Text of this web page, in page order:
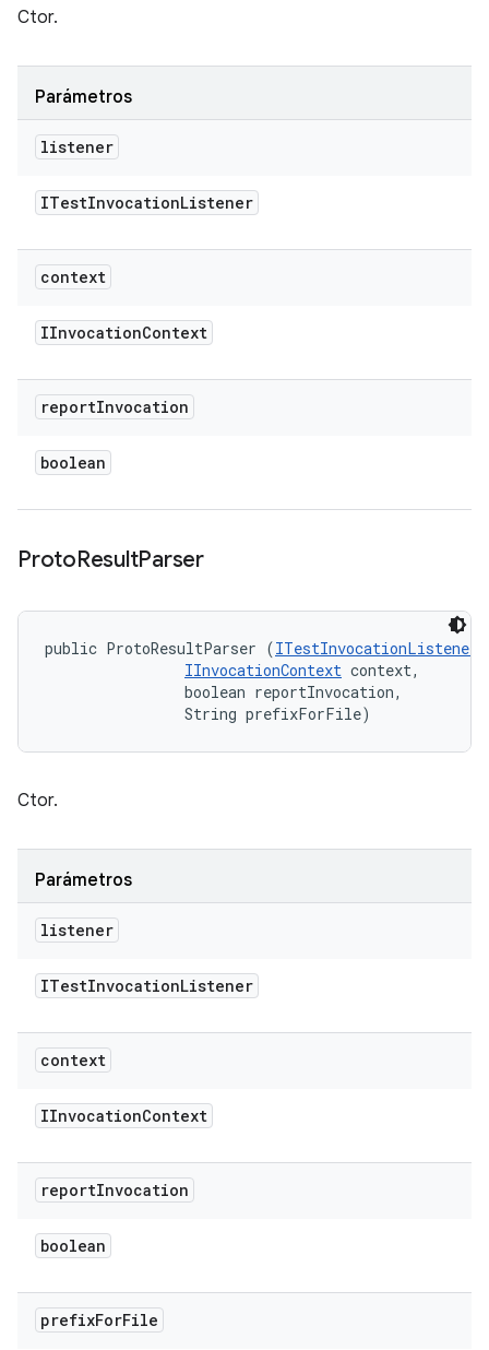
Ctor.
Parámetros
listener
ITestInvocationListener
context
IInvocationContext
reportInvocation
boolean
ProtoResultParser
public ProtoResultParser (ITestInvocationListener
IInvocationContext context,
                boolean reportInvocation,
                String prefixForFile)
Ctor.
Parámetros
listener
ITestInvocationListener
context
IInvocationContext
reportInvocation
boolean
prefixForFile